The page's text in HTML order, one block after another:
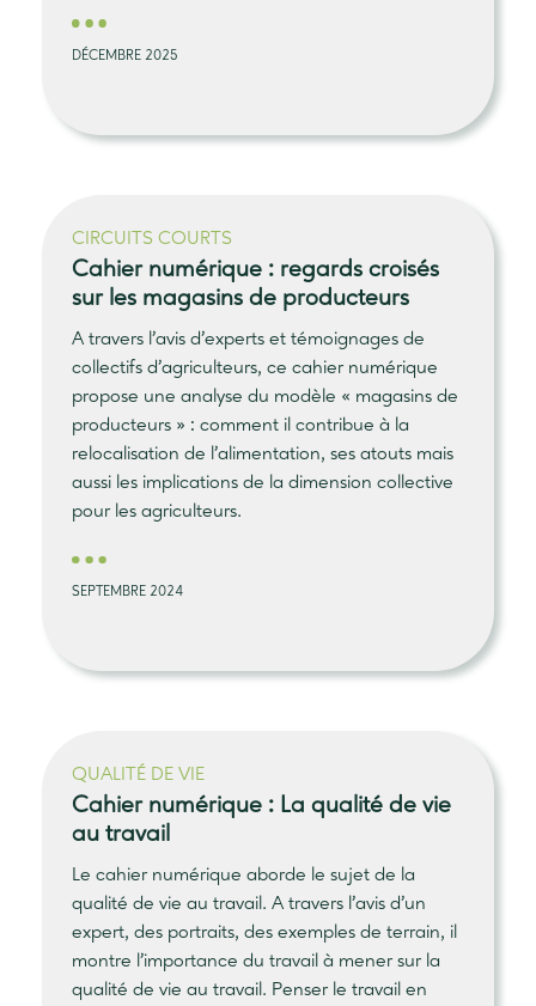
DÉCEMBRE 2025
CIRCUITS COURTS
Cahier numérique : regards croisés
sur les magasins de producteurs
A travers l’avis d’experts et témoignages de
collectifs d’agriculteurs, ce cahier numérique
propose une analyse du modèle « magasins de
producteurs » : comment il contribue à la
relocalisation de l’alimentation, ses atouts mais
aussi les implications de la dimension collective
pour les agriculteurs.
SEPTEMBRE 2024
QUALITÉ DE VIE
Cahier numérique : La qualité de vie
au travail
Le cahier numérique aborde le sujet de la
qualité de vie au travail. A travers l’avis d’un
expert, des portraits, des exemples de terrain, il
montre l’importance du travail à mener sur la
qualité de vie au travail. Penser le travail en